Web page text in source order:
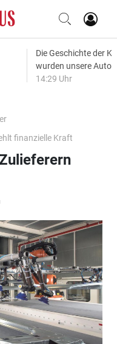
Die Geschichte der
wurden unsere
14:29 Uhr
finanzielle Kraft